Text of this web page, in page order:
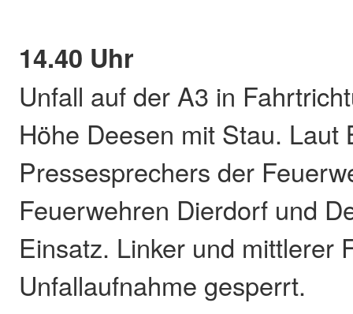
14.40 Uhr
Unfall auf der A3 in
Höhe Deesen mit Stau. Laut
Pressesprechers der
Feuerwehren Dierdorf und
Einsatz. Linker und mittlerer
Unfallaufnahme gesperrt.